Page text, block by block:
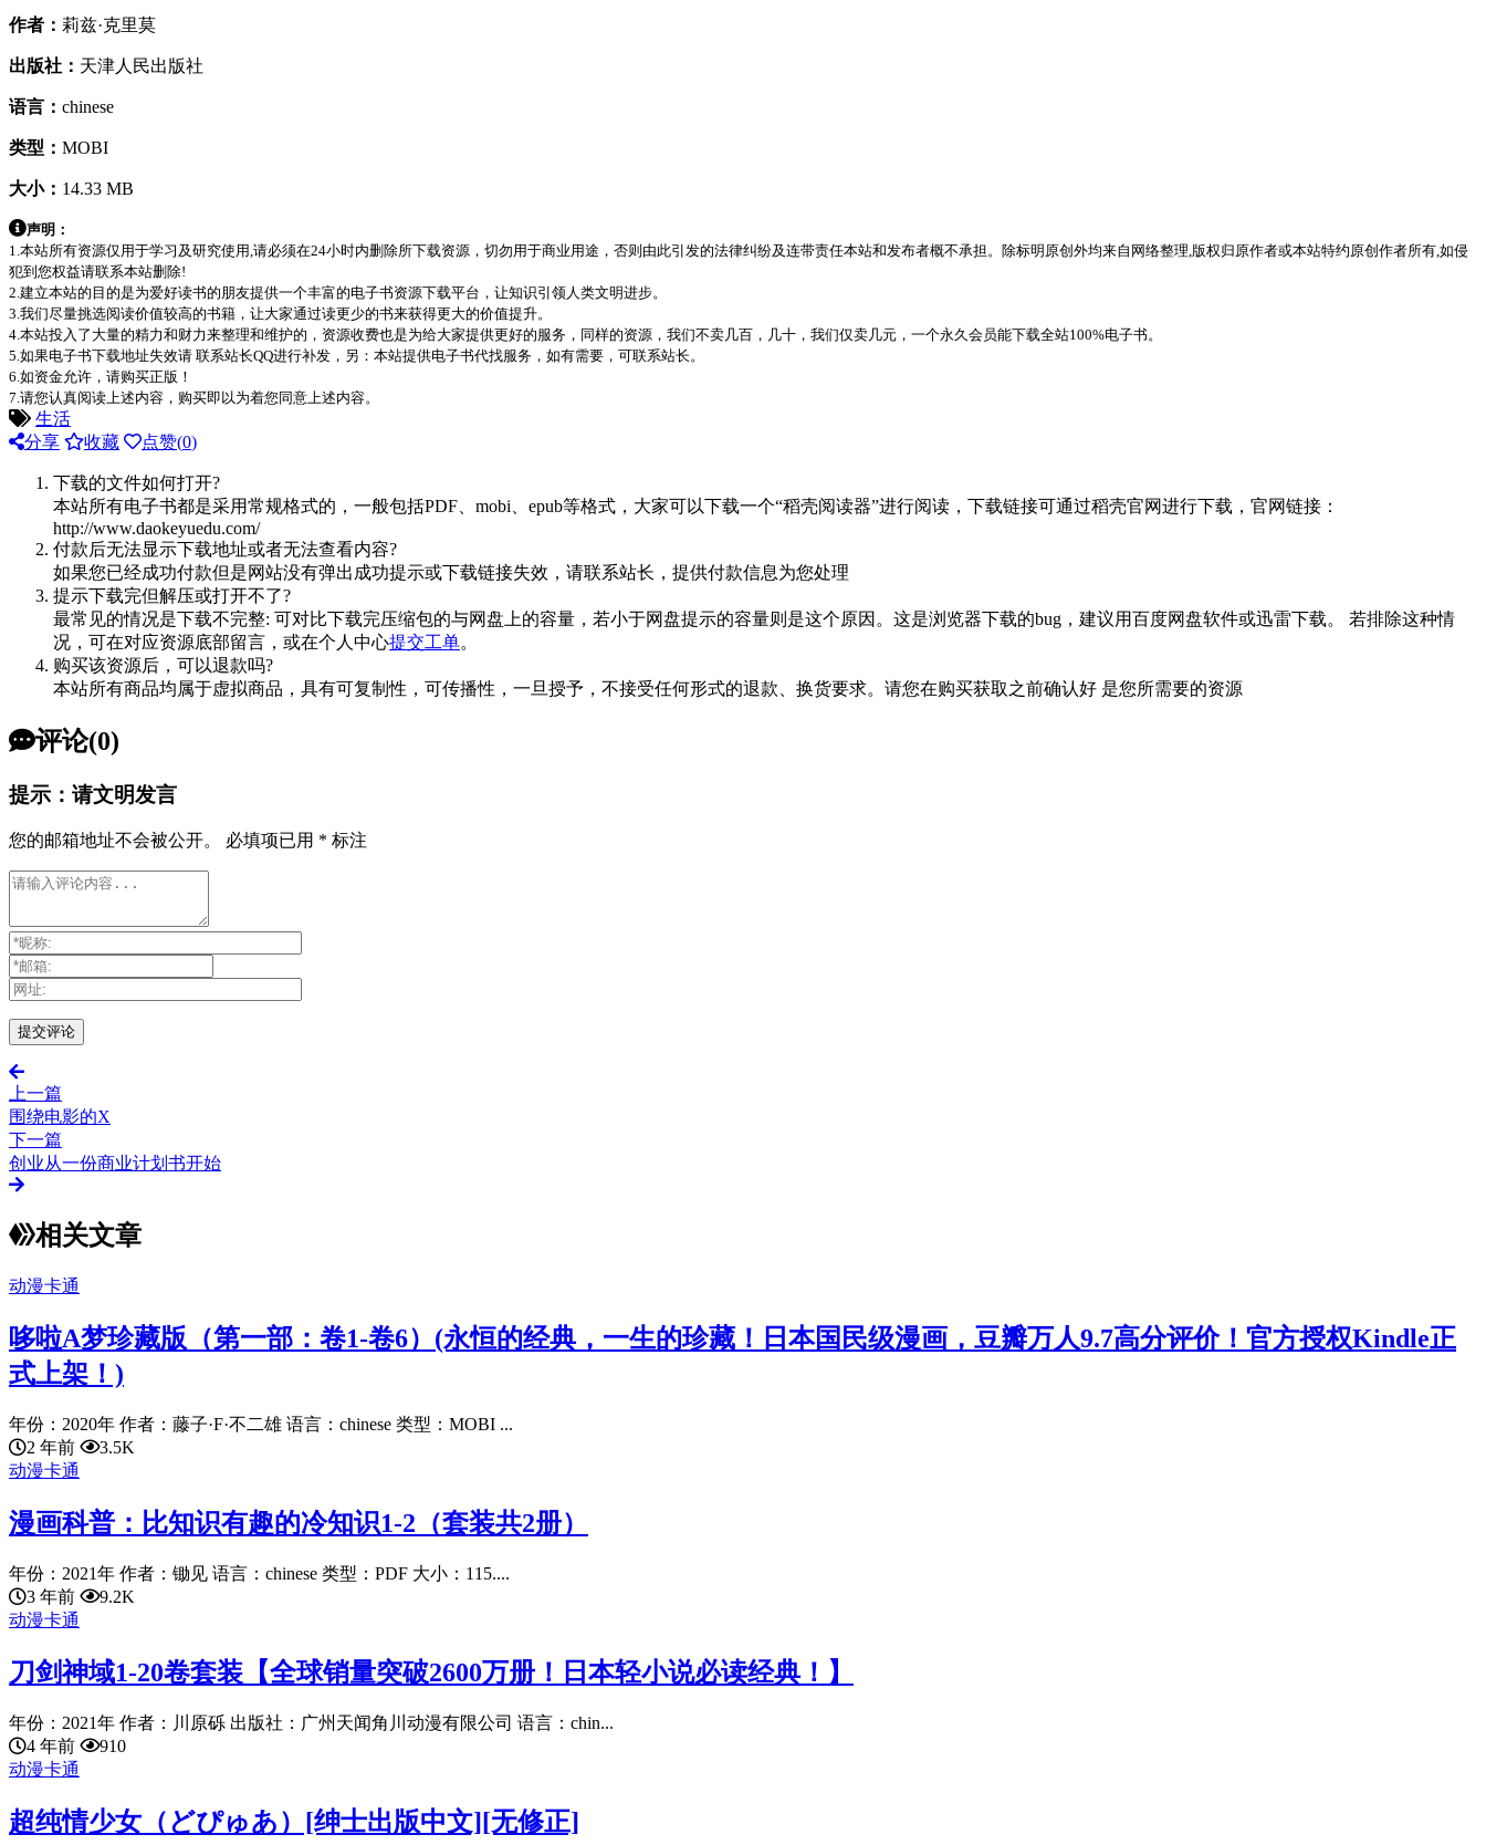
作者： 莉兹·克里莫
出版社： 天津人民出版社
语言： chinese
类型： MOBI
大小： 14.33 MB
声明：
1.本站所有资源仅用于学习及研究使用,请必须在24小时内删除所下载资源，切勿用于商业用途，否则由此引发的法律纠纷及连带责任本站和发布者概不承担。除标明原创外均来自网络整理,版权归原作者或本站特约原创作者所有,如侵
犯到您权益请联系本站删除!
2.建立本站的目的是为爱好读书的朋友提供一个丰富的电子书资源下载平台，让知识引领人类文明进步。
3.我们尽量挑选阅读价值较高的书籍，让大家通过读更少的书来获得更大的价值提升。
4.本站投入了大量的精力和财力来整理和维护的，资源收费也是为给大家提供更好的服务，同样的资源，我们不卖几百，几十，我们仅卖几元，一个永久会员能下载全站100%电子书。
5.如果电子书下载地址失效请 联系站长QQ进行补发，另：本站提供电子书代找服务，如有需要，可联系站长。
6.如资金允许，请购买正版！
7.请您认真阅读上述内容，购买即以为着您同意上述内容。
生活
分享
收藏 点赞(0)
下载的文件如何打开?
本站所有电子书都是采用常规格式的，一般包括PDF、mobi、epub等格式，大家可以下载一个“稻壳阅读器”进行阅读，下载链接可通过稻壳官网进行下载，官网链接：
http://www.daokeyuedu.com/
付款后无法显示下载地址或者无法查看内容?
如果您已经成功付款但是网站没有弹出成功提示或下载链接失效，请联系站长，提供付款信息为您处理
提示下载完但解压或打开不了?
最常见的情况是下载不完整: 可对比下载完压缩包的与网盘上的容量，若小于网盘提示的容量则是这个原因。这是浏览器下载的bug，建议用百度网盘软件或迅雷下载。 若排除这种情
况，可在对应资源底部留言，或在个人中心提交工单。
购买该资源后，可以退款吗?
本站所有商品均属于虚拟商品，具有可复制性，可传播性，一旦授予，不接受任何形式的退款、换货要求。请您在购买获取之前确认好 是您所需要的资源
评论(0)
提示：请文明发言
您的邮箱地址不会被公开。 必填项已用 * 标注
上一篇
围绕电影的X
下一篇
创业从一份商业计划书开始
相关文章
动漫卡通
哆啦A梦珍藏版（第一部：卷1-卷6）(永恒的经典，一生的珍藏！日本国民级漫画，豆瓣万人9.7高分评价！官方授权Kindle正
式上架！)
年份：2020年 作者：藤子·F·不二雄 语言：chinese 类型：MOBI ...
2 年前
3.5K
动漫卡通
漫画科普：比知识有趣的冷知识1-2（套装共2册）
年份：2021年 作者：锄见 语言：chinese 类型：PDF 大小：115....
3 年前
9.2K
动漫卡通
刀剑神域1-20卷套装【全球销量突破2600万册！日本轻小说必读经典！】
年份：2021年 作者：川原砾 出版社：广州天闻角川动漫有限公司 语言：chin...
4 年前
910
动漫卡通
超纯情少女（どぴゅあ）[绅士出版中文][无修正]